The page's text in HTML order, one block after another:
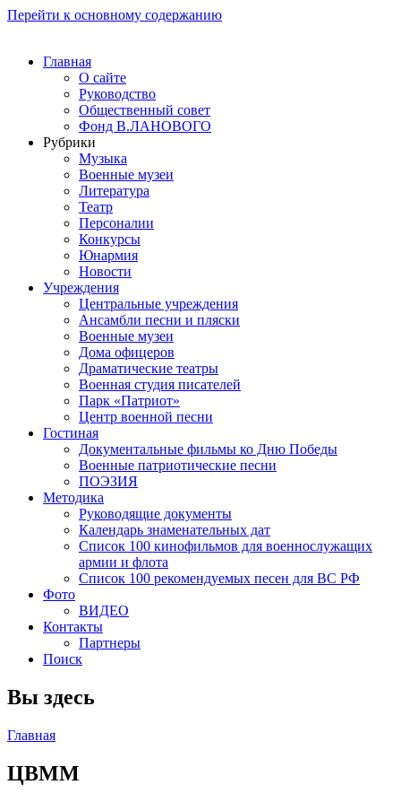
Перейти к основному содержанию
Главная
О сайте
Руководство
Общественный совет
Фонд В.ЛАНОВОГО
Рубрики
Музыка
Военные музеи
Литература
Театр
Персоналии
Конкурсы
Юнармия
Новости
Учреждения
Центральные учреждения
Ансамбли песни и пляски
Военные музеи
Дома офицеров
Драматические театры
Военная студия писателей
Парк «Патриот»
Центр военной песни
Гостиная
Документальные фильмы ко Дню Победы
Военные патриотические песни
ПОЭЗИЯ
Методика
Руководящие документы
Календарь знаменательных дат
Список 100 кинофильмов для военнослужащих
армии и флота
Список 100 рекомендуемых песен для ВС РФ
Фото
ВИДЕО
Контакты
Партнеры
Поиск
Вы здесь
Главная
ЦВММ